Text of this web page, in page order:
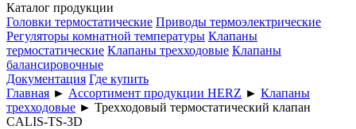
Каталог продукции
Головки термостатические Приводы термоэлектрические
Регуляторы комнатной температуры Клапаны
термостатические Клапаны трехходовые Клапаны
балансировочные
Документация Где купить
Главная ► Ассортимент продукции HERZ ► Клапаны
трехходовые ► Трехходовый термостатический клапан
CALIS-TS-3D